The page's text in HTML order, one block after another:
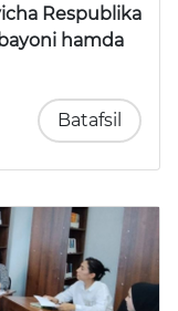
Respublika
hamda
Batafsil